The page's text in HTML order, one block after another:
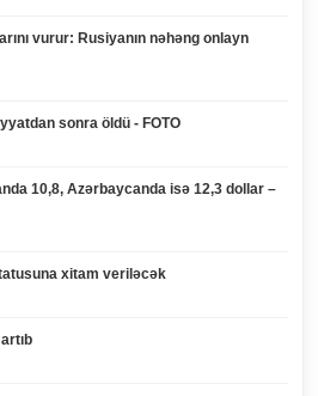
vurur: Rusiyanın nəhəng onlayn
sonra öldü - FOTO
10,8, Azərbaycanda isə 12,3 dollar –
xitam veriləcək